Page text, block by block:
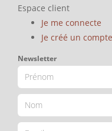
Espace client
Je me connecte
Je créé un compte
Newsletter